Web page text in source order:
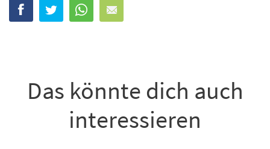
Das könnte dich auch
interessieren